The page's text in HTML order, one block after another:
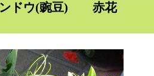
ンドウ(豌豆) 赤花